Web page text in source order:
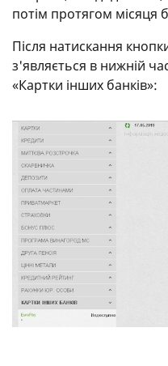
потім протягом місяця
Після натискання
з'являється в нижній
«Картки інших банків»: